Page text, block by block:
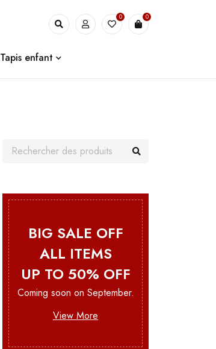
0 0
Tapis enfant
BIG SALE OFF
ALL ITEMS
UP TO 50% OFF
Coming soon on September.
View More